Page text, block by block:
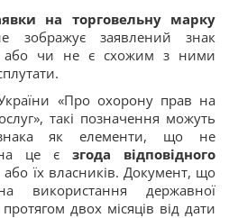
на торговельну марку
заявлений знак
або чи не є схожим з ними
«Про охорону прав на
такі позначення можуть
як елементи, що не
на це є згода відповідного
або їх власників. Документ, що
використання державної
двох місяців від дати